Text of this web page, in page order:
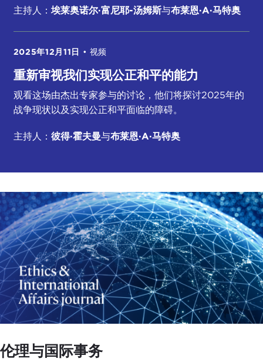
主持人： 埃莱奥诺尔·富尼耶-汤姆斯与布莱恩·A·马特奥
2025年12月11日 • 视频
重新审视我们实现公正和平的能力
观看这场由杰出专家参与的讨论，他们将探讨2025年的
战争现状以及实现公正和平面临的障碍。
主持人： 彼得·霍夫曼与布莱恩·A·马特奥
伦理与国际事务